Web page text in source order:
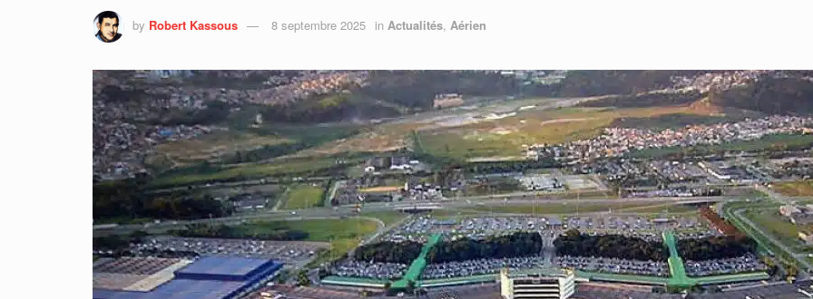
by Robert Kassous 8 septembre 2025 in Actualités, Aérien